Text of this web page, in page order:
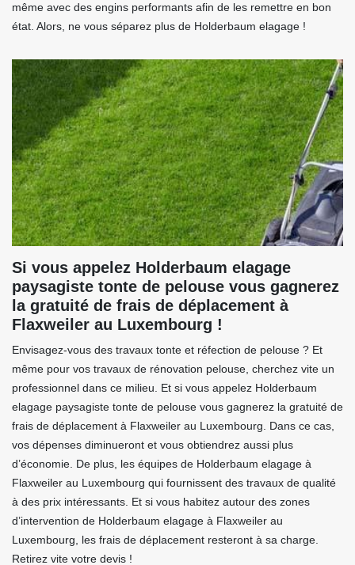
même avec des engins performants afin de les remettre en bon
état. Alors, ne vous séparez plus de Holderbaum elagage !
Si vous appelez Holderbaum elagage
paysagiste tonte de pelouse vous gagnerez
la gratuité de frais de déplacement à
Flaxweiler au Luxembourg !
Envisagez-vous des travaux tonte et réfection de pelouse ? Et
même pour vos travaux de rénovation pelouse, cherchez vite un
professionnel dans ce milieu. Et si vous appelez Holderbaum
elagage paysagiste tonte de pelouse vous gagnerez la gratuité de
frais de déplacement à Flaxweiler au Luxembourg. Dans ce cas,
vos dépenses diminueront et vous obtiendrez aussi plus
d’économie. De plus, les équipes de Holderbaum elagage à
Flaxweiler au Luxembourg qui fournissent des travaux de qualité
à des prix intéressants. Et si vous habitez autour des zones
d’intervention de Holderbaum elagage à Flaxweiler au
Luxembourg, les frais de déplacement resteront à sa charge.
Retirez vite votre devis !